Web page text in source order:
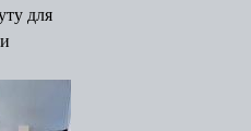
Программа
для